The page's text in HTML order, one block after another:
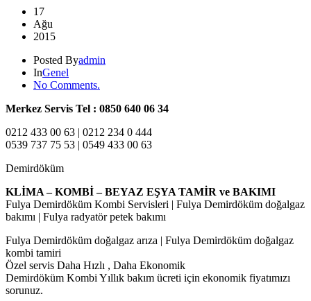
17
Ağu
2015
Posted Byadmin
InGenel
No Comments.
Merkez Servis Tel : 0850 640 06 34
0212 433 00 63 | 0212 234 0 444
0539 737 75 53 | 0549 433 00 63
Demirdöküm
KLİMA – KOMBİ – BEYAZ EŞYA TAMİR ve BAKIMI
Fulya Demirdöküm Kombi Servisleri | Fulya Demirdöküm doğalgaz
bakımı | Fulya radyatör petek bakımı
Fulya Demirdöküm doğalgaz arıza | Fulya Demirdöküm doğalgaz
kombi tamiri
Özel servis Daha Hızlı , Daha Ekonomik
Demirdöküm Kombi Yıllık bakım ücreti için ekonomik fiyatımızı
sorunuz.